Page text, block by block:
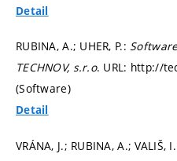
Detail
RUBINA, A.; UHER, P.:
TECHNOV, s.r.o. URL: http://
(Software)
Detail
VRÁNA, J.; RUBINA, A.; VALIŠ, I.